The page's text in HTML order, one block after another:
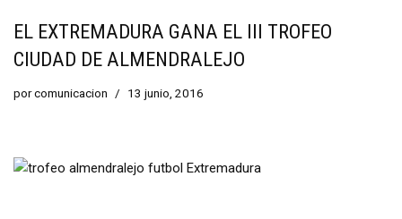
EL EXTREMADURA GANA EL III TROFEO
CIUDAD DE ALMENDRALEJO
porcomunicacion 13 junio, 2016